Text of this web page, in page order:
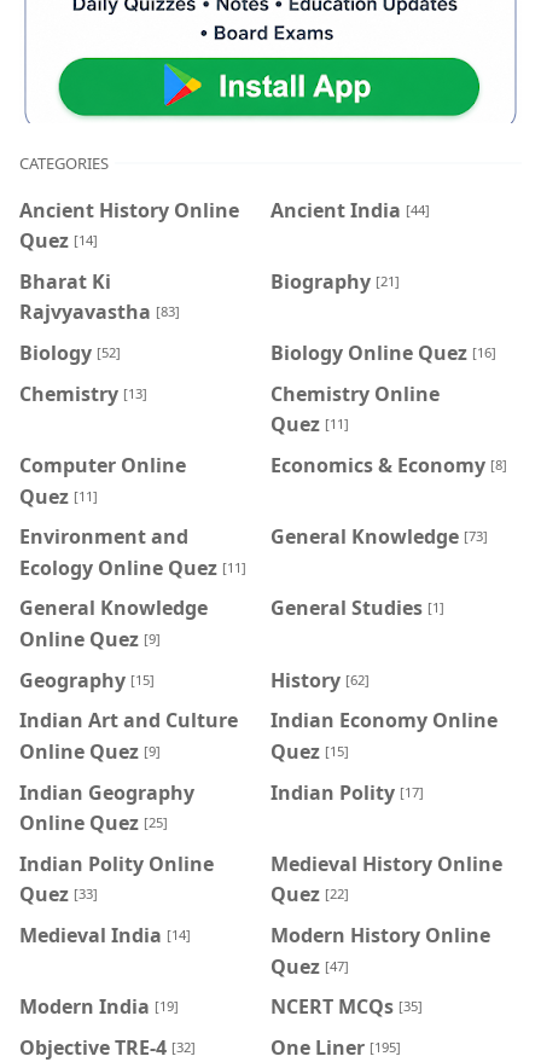
CATEGORIES
Ancient History Online
Quez [14]
Ancient India [44]
Bharat Ki
Rajvyavastha [83]
Biography [21]
Biology [52] Biology Online Quez [16]
Chemistry [13]
Chemistry Online
Quez [11]
Computer Online
Quez [11]
Economics & Economy [8]
Environment and
Ecology Online Quez [11]
General Knowledge [73]
General Knowledge
Online Quez [9]
General Studies [1]
Geography [15] History [62]
Indian Art and Culture
Online Quez [9]
Indian Economy Online
Quez [15]
Indian Geography
Online Quez [25]
Indian Polity [17]
Indian Polity Online
Quez [33]
Medieval History Online
Quez [22]
Medieval India [14]
Modern History Online
Quez [47]
Modern India [19] NCERT MCQs [35]
Objective TRE-4 [32] One Liner [195]